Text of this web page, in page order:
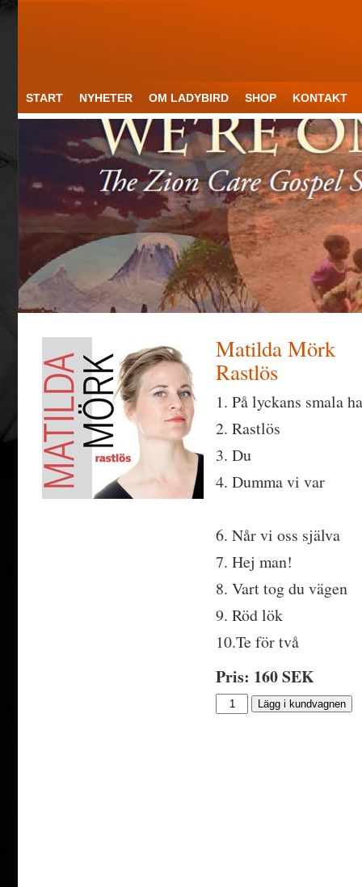
START NYHETER OM LADYBIRD SHOP KONTAKT
Matilda Mörk
Rastlös
1. På lyckans smala
2. Rastlös
3. Du
4. Dumma vi var
6. Når vi oss själva
7. Hej man!
8. Vart tog du vägen
9. Röd lök
10.Te för två
Pris: 160 SEK